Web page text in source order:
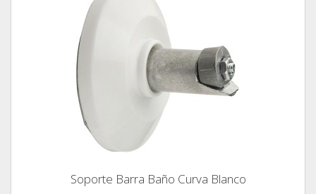
Soporte Barra Baño Curva Blanco